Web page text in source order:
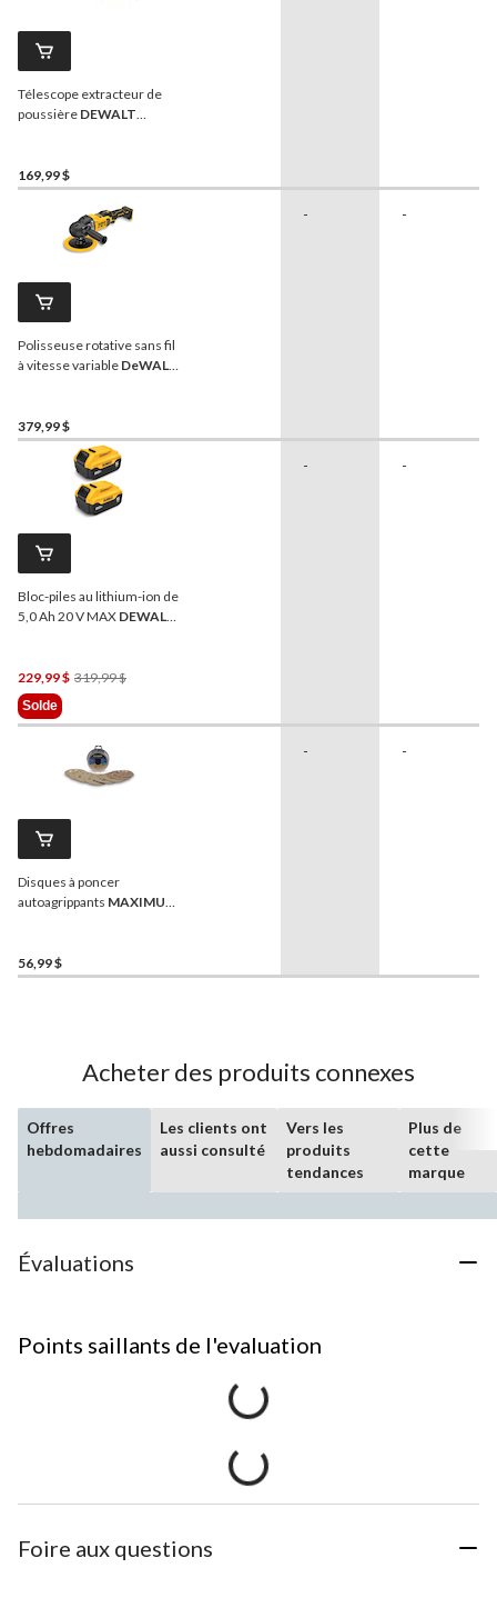
Télescope extracteur de
poussière DEWALT
169,99 $
Polisseuse rotative sans fil
à vitesse variable DeWALT
379,99 $
- -
Bloc-piles au lithium-ion de
5,0 Ah 20 V MAX DEWALT
229,99 $ 319,99 $Prix
319,99 $
Solde
- -
Disques à poncer
autoagrippants MAXIMUM
56,99 $
- -
Acheter des produits connexes
Offres
hebdomadaires
Les clients ont
aussi consulté
Vers les
produits
tendances
Plus de
cette
marque
Évaluations
Points saillants de l'evaluation
Foire aux questions